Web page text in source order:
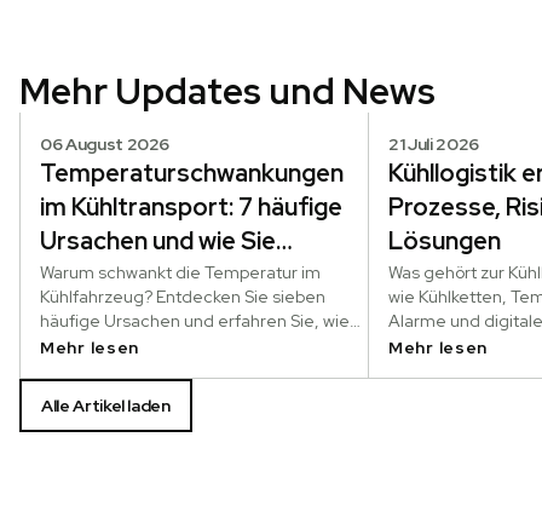
Mehr Updates und News
06 August 2026
Temperaturschwankungen
im Kühltransport: 7 häufige
Ursachen und wie Sie
vorbeugen
Warum schwankt die Temperatur im
Kühlfahrzeug? Entdecken Sie sieben
häufige Ursachen und erfahren Sie, wie
Sie Temperaturabweichungen
Mehr lesen
21 Juli 2026
Kühllogistik
Prozesse,
Lösungen
Was gehört zur
wie Kühlketten,
Alarme und
funktionieren.
Mehr lesen
Alle Artikel laden